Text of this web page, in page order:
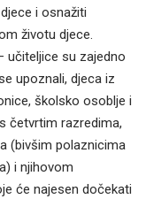
i osnažiti
životu djece.
učiteljice su zajedno
upoznali, djeca iz
školsko osoblje i
četvrtim razredima,
(bivšim polaznicima
i njihovom
će najesen dočekati